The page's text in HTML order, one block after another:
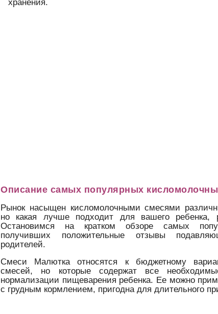
хранения.
Описание самых популярных
Рынок насыщен кисломолочными смесями
но какая лучше подходит для вашего ребенка,
Остановимся на кратком обзоре самых
получивших положительные отзывы
родителей.
Смеси Малютка относятся к бюджетному
смесей, но которые содержат все
нормализации пищеварения ребенка. Ее можно
с грудным кормлением, пригодна для длительного